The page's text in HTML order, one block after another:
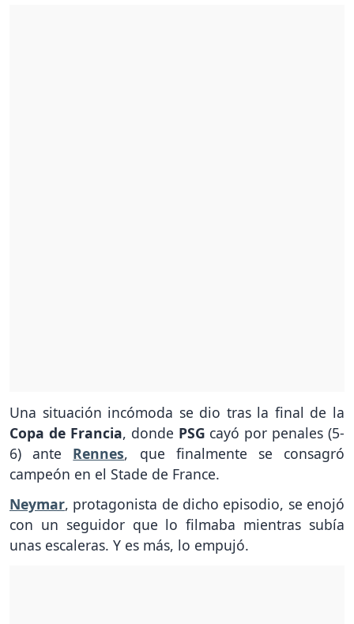
Una situación incómoda se dio tras la final de la
Copa de Francia, donde PSG cayó por penales (5-
6) ante Rennes, que finalmente se consagró
campeón en el Stade de France.
Neymar, protagonista de dicho episodio, se enojó
con un seguidor que lo filmaba mientras subía
unas escaleras. Y es más, lo empujó.